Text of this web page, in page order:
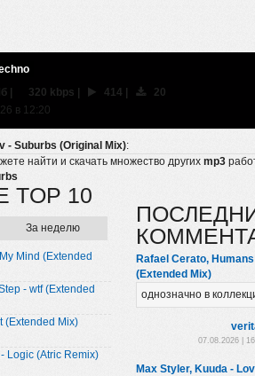
| 320 kbps | 414 |
20
в 12:20
- Suburbs (Original Mix):
найти и скачать множество других mp3
TOP 10
За неделю
Mind (Extended
- wtf (Extended
(Extended Mix)
Logic (Atric Remix)
Rafael Cerato,
(Extended Mix)
однозначно в
07.08.2026 |
Max Styler, Kuuda -